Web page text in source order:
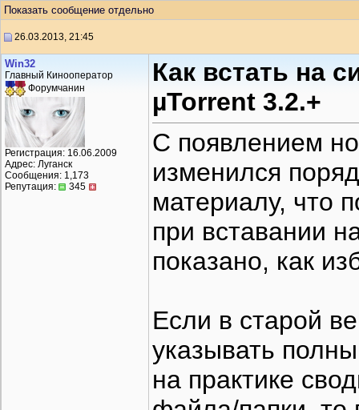
Показать сообщение отдельно
26.03.2013, 21:45
Win32
Главный Кинооператор
Форумчанин
Регистрация: 16.06.2009
Адрес: Луганск
Сообщения: 1,173
Репутация:
345
Как встать на
µTorrent 3.2.+
С появлением
изменился
материалу, что
при вставании
показано, как
Если в старой
указывать
на практике